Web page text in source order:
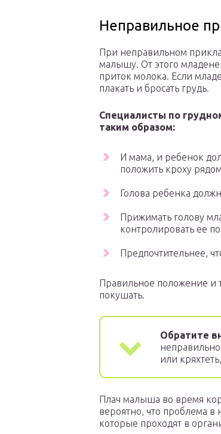
Неправильное
При неправильном
малышу. От этого
приток молока. Если
плакать и бросать грудь.
Специалисты по
таким образом:
И мама, и ребенок
положить кроху
Голова ребенка
Прижимать голову
контролировать ее
Предпочтительнее,
Правильное положение и
покушать.
Обратите
или
Плач малыша во время
вероятно, что проблема в
которые проходят в